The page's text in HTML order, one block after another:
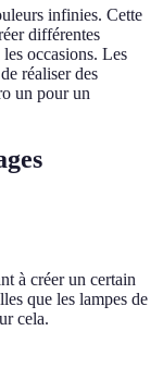
infinies. Cette
différentes
occasions. Les
réaliser des
un pour un
à créer un certain
que les lampes de
cela.